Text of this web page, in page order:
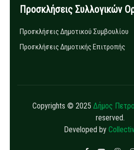
Προσκλήσεις Συλλογικών
Προσκλήσεις Δημοτικού Συμβουλίου
Προσκλήσεις Δημοτικής Επιτροπής
Copyrights © 2025 Δήμος
reserved.
Developed by